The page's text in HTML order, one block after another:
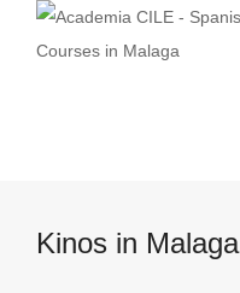
Kinos in Malaga